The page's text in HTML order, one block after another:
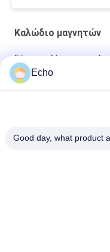
Καλώδιο μαγνητών
Σύρμα τυλίγματος
Σύρμα Χάλκινο Εμαγιέ
0.15mm Εναμελωμένο
0.036mm σμαλτωμένο
Echo
Good day, what product